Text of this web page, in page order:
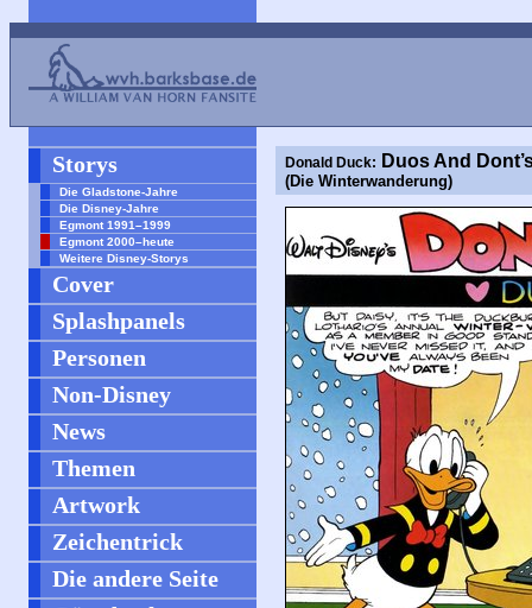
Storys
Die Gladstone-Jahre
Die Disney-Jahre
Egmont 1991–1999
Egmont 2000–heute
Weitere Disney-Storys
Cover
Splashpanels
Personen
Non-Disney
News
Themen
Artwork
Zeichentrick
Die andere Seite
Donald Duck: Duos And
(Die Winterwanderung)